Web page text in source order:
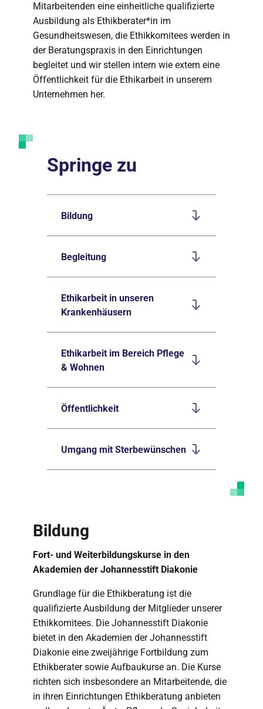
Mitarbeitenden eine einheitliche qualifizierte
Ausbildung als Ethikberater*in im
Gesundheitswesen, die Ethikkomitees werden in
der Beratungspraxis in den Einrichtungen
begleitet und wir stellen intern wie extern eine
Öffentlichkeit für die Ethikarbeit in unserem
Unternehmen her.
Springe zu
Bildung
Begleitung
Ethikarbeit in unseren
Krankenhäusern
Ethikarbeit im Bereich Pflege
& Wohnen
Öffentlichkeit
Umgang mit Sterbewünschen
Bildung
Fort- und Weiterbildungskurse in den
Akademien der Johannesstift Diakonie
Grundlage für die Ethikberatung ist die
qualifizierte Ausbildung der Mitglieder unserer
Ethikkomitees. Die Johannesstift Diakonie
bietet in den Akademien der Johannesstift
Diakonie eine zweijährige Fortbildung zum
Ethikberater sowie Aufbaukurse an. Die Kurse
richten sich insbesondere an Mitarbeitende, die
in ihren Einrichtungen Ethikberatung anbieten